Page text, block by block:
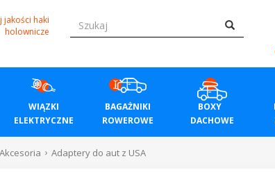
jakości haki
holownicze
WIĄZKI
ELEKTRYCZNE
BAGAŻNIKI
ROWEROWE
BOXY
DACHOWE
Akcesoria Adaptery do aut z USA